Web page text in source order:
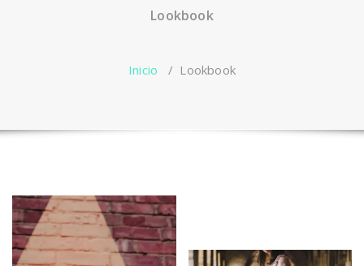
Lookbook
Inicio / Lookbook